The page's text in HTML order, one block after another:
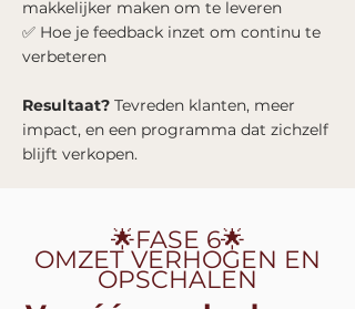
makkelijker maken om te leveren
✅ Hoe je feedback inzet om continu te
verbeteren
Resultaat? Tevreden klanten, meer
impact, en een programma dat zichzelf
blijft verkopen.
🌟FASE 6🌟
OMZET VERHOGEN EN
OPSCHALEN